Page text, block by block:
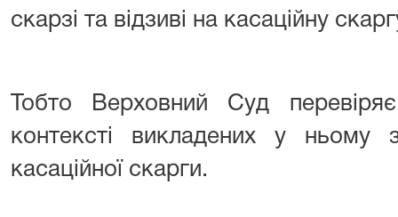
скарзі та відзиві на касаційну
Тобто Верховний Суд
контексті викладених у ньому
касаційної скарги.